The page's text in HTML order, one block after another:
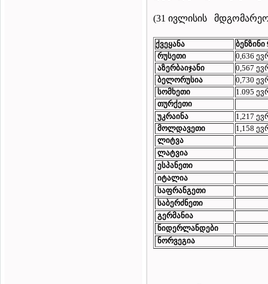
(31 ივლისის
ქვეყანა ბენზინი
რუსეთი
0,636
აზერბაიჯანი
0,567
ბელორუსია
0,730
სომხეთი
1.095
თურქეთი
უკრაინა
1,217
მოლდავეთი
1,158
ლიტვა
ლატვია
ესპანეთი
იტალია
საფრანგეთი
საბერძნეთი
გერმანია
ნიდერლანდები
ნორვეგია